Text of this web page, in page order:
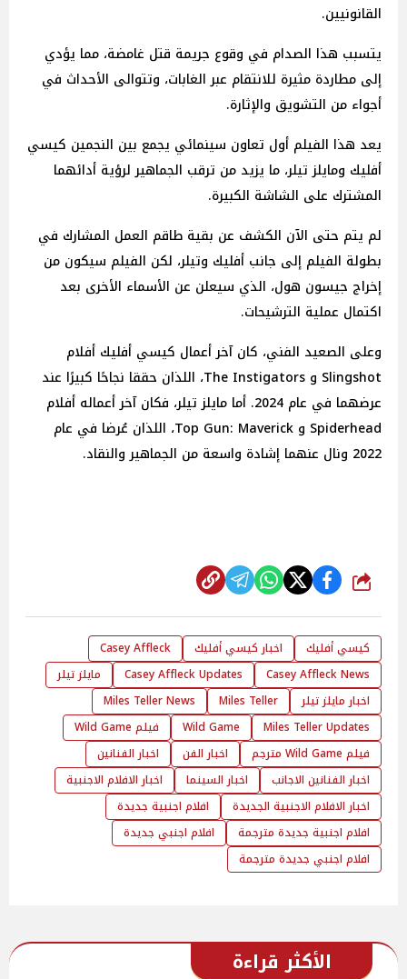
القانونيين.
يتسبب هذا الصدام في وقوع جريمة قتل غامضة، مما يؤدي
إلى مطاردة مثيرة للانتقام عبر الغابات، وتتوالى الأحداث في
أجواء من التشويق والإثارة.
يعد هذا الفيلم أول تعاون سينمائي يجمع بين النجمين كيسي
أفليك ومايلز تيلر، ما يزيد من ترقب الجماهير لرؤية أدائهما
المشترك على الشاشة الكبيرة.
لم يتم حتى الآن الكشف عن بقية طاقم العمل المشارك في
بطولة الفيلم إلى جانب أفليك وتيلر، لكن الفيلم سيكون من
إخراج جيسون هول، الذي سيعلن عن الأسماء الأخرى بعد
اكتمال عملية الترشيحات.
وعلى الصعيد الفني، كان آخر أعمال كيسي أفليك أفلام
Slingshot و The Instigators، اللذان حققا نجاحًا كبيرًا عند
عرضهما في عام 2024. أما مايلز تيلر، فكان آخر أعماله أفلام
Spiderhead و Top Gun: Maverick، اللذان عُرضا في عام
2022 ونال عنهما إشادة واسعة من الجماهير والنقاد.
شارك
كيسي أفليك اخبار كيسي أفليك
Casey Affleck
Casey Affleck News
Casey Affleck Updates
مايلز تيلر
اخبار مايلز تيلر
Miles Teller
Miles Teller News
Miles Teller Updates
Wild Game
فيلم Wild Game
فيلم Wild Game مترجم
اخبار الفن
اخبار الفنانين
اخبار الفنانين الاجانب
اخبار السينما
اخبار الافلام الاجنبية
اخبار الافلام الاجنبية الجديدة
افلام اجنبية جديدة
افلام اجنبية جديدة مترجمة
افلام اجنبي جديدة
افلام اجنبي جديدة مترجمة
الأكثر قراءة